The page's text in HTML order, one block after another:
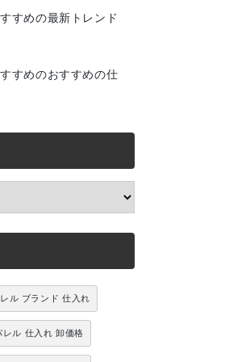
すめの最新トレンド
すめのおすすめの仕
ル ブランド 仕入れ
レル 仕入れ 卸価格